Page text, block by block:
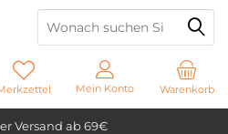
Versand ab 69€
Warenkorb
Mein Konto